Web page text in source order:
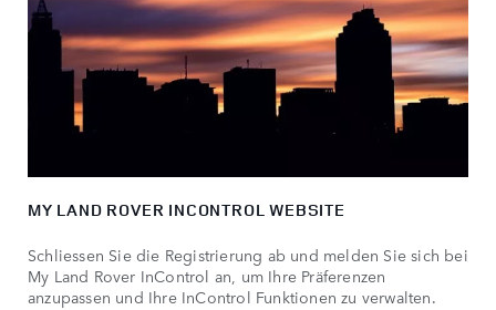
MY LAND ROVER INCONTROL WEBSITE
Schliessen Sie die Registrierung ab und melden Sie sich bei
My Land Rover InControl an, um Ihre Präferenzen
anzupassen und Ihre InControl Funktionen zu verwalten.